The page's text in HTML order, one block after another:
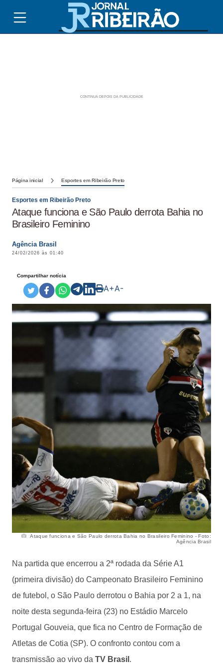
Página inicial Esportes em Ribeirão Preto
Esportes em Ribeirão Preto
Ataque funciona e São Paulo derrota Bahia no
Brasileiro Feminino
Agência Brasil
24/02/2026 às 01:40
Compartilhar notícia
A+A-
Ataque funciona e São Paulo derrota Bahia no Brasileiro Feminino - Foto:
Agência Brasil
Na partida que encerrou a 2ª rodada da Série A1
(primeira divisão) do Campeonato Brasileiro Feminino
de futebol, o São Paulo derrotou o Bahia por 2 a 1, na
noite desta segunda-feira (23) no Estádio Marcelo
Portugal Gouveia, que fica no Centro de Formação de
Atletas de Cotia (SP). O confronto contou com a
transmissão ao vivo da TV Brasil .